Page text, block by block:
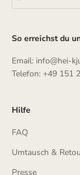
So erreichst du
Email: info@hei-
Telefon: +49 151
Hilfe
FAQ
Umtausch &
Presse